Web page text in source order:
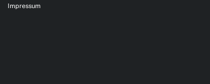
Impressum